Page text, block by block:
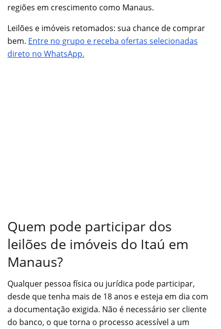
regiões em crescimento como Manaus.
Leilões e imóveis retomados: sua chance de comprar
bem. Entre no grupo e receba ofertas selecionadas
direto no WhatsApp.
Quem pode participar dos
leilões de imóveis do Itaú em
Manaus?
Qualquer pessoa física ou jurídica pode participar,
desde que tenha mais de 18 anos e esteja em dia com
a documentação exigida. Não é necessário ser cliente
do banco, o que torna o processo acessível a um